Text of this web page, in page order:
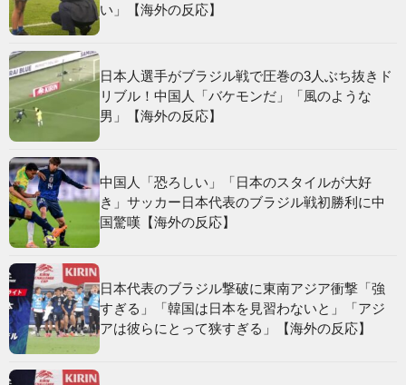
い」【海外の反応】
日本人選手がブラジル戦で圧巻の3人ぶち抜きド
リブル！中国人「バケモンだ」「風のような
男」【海外の反応】
中国人「恐ろしい」「日本のスタイルが大好
き」サッカー日本代表のブラジル戦初勝利に中
国驚嘆【海外の反応】
日本代表のブラジル撃破に東南アジア衝撃「強
すぎる」「韓国は日本を見習わないと」「アジ
アは彼らにとって狭すぎる」【海外の反応】